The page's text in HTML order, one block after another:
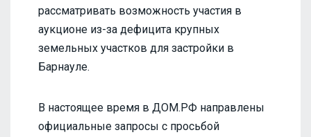
рассматривать возможность участия в
аукционе из-за дефицита крупных
земельных участков для застройки в
Барнауле.
В настоящее время в ДОМ.РФ направлены
официальные запросы с просьбой